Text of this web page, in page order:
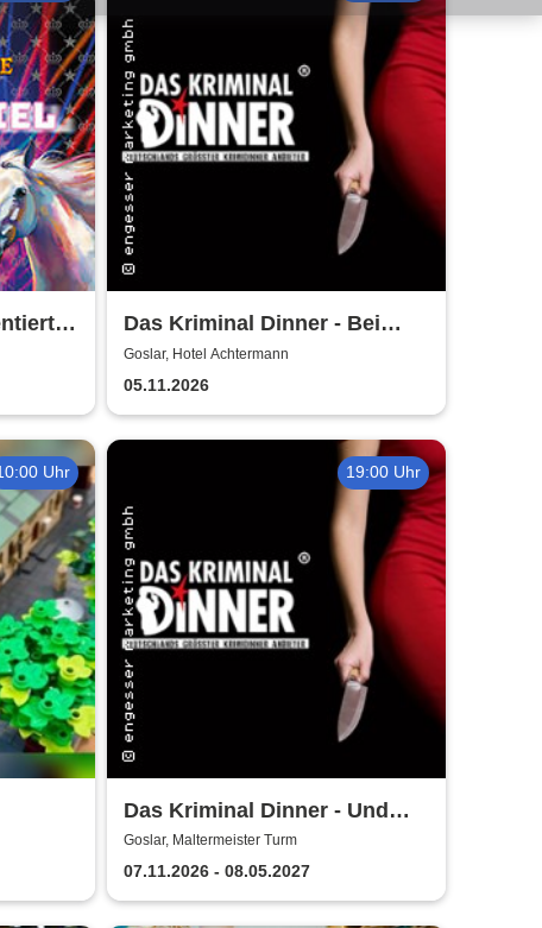
Das Kriminal Dinner - Bei
Aussage: Mord!
Goslar, Hotel Achtermann
05.11.2026
Uhr 19:00 Uhr
Das Kriminal Dinner - Und
raus bist du
Goslar, Maltermeister Turm
07.11.2026 - 08.05.2027